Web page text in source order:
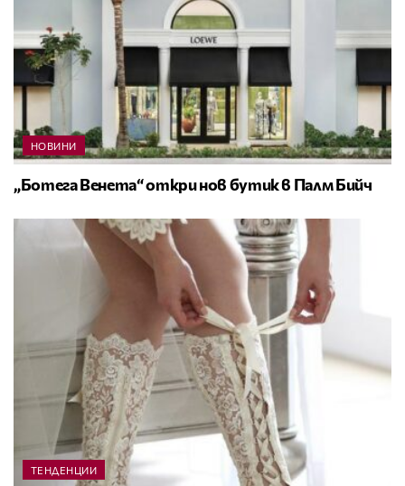
НОВИНИ
„Ботега Венета“ откри нов бутик в Палм Бийч
ТЕНДЕНЦИИ